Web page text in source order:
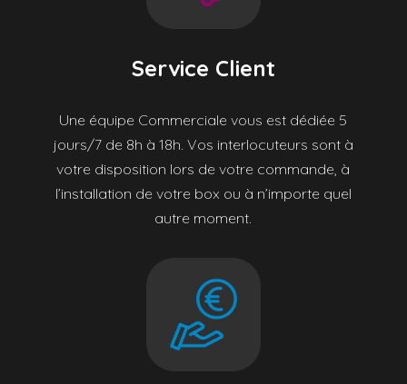
Service Client
Une équipe Commerciale vous est dédiée 5
jours/7 de 8h à 18h. Vos interlocuteurs sont à
votre disposition lors de votre commande, à
l’installation de votre box ou à n’importe quel
autre moment.